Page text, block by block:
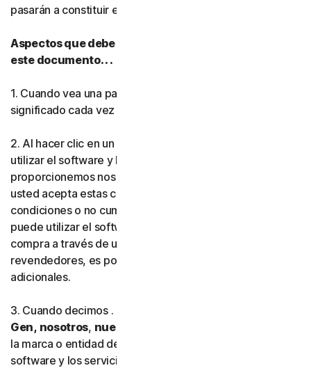
pasarán a constituir el
Aspectos que debe tener en cuenta mientras lee
este documento. . .
1. Cuando vea una palabra en
significado cada vez que se utilice en este documento.
2. Al hacer clic en un botón de aceptación, instalar o
utilizar el software y los servicios (ya sea que los
proporcionemos nosotros o uno de nuestros socios),
usted acepta estas condiciones. Si no acepta las
condiciones o no cumple las normas que establecen, no
puede utilizar el software ni los servicios. Si realizó la
compra a través de uno de nuestros socios o
revendedores, es posible que se le apliquen condiciones
adicionales.
3. Cuando decimos . .
Gen, nosotros, nuestro
la marca o entidad de Gen Digital que proporciona el
software y los servicios en su región.